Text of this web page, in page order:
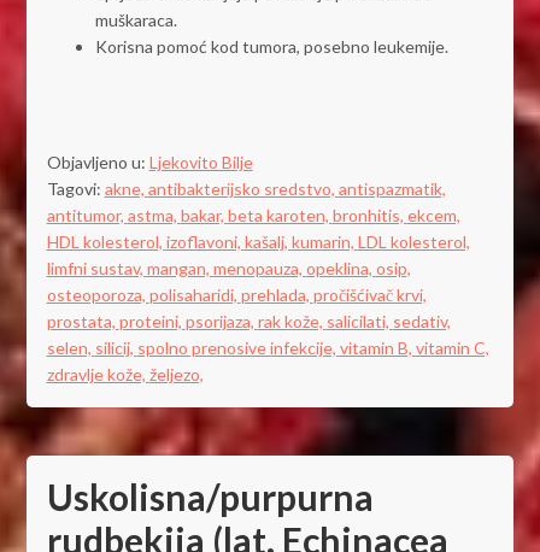
muškaraca.
Korisna pomoć kod tumora, posebno leukemije.
Objavljeno u: Ljekovito Bilje
Tagovi: akne, antibakterijsko sredstvo, antispazmatik,
antitumor, astma, bakar, beta karoten, bronhitis, ekcem,
HDL kolesterol, izoflavoni, kašalj, kumarin, LDL kolesterol,
limfni sustav, mangan, menopauza, opeklina, osip,
osteoporoza, polisaharidi, prehlada, pročišćivač krvi,
prostata, proteini, psorijaza, rak kože, salicilati, sedativ,
selen, silicij, spolno prenosive infekcije, vitamin B, vitamin C,
zdravlje kože, željezo,
Uskolisna/purpurna
rudbekija (lat. Echinacea